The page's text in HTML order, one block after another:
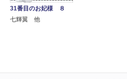
31番目のお妃様 ８
七輝翼 他